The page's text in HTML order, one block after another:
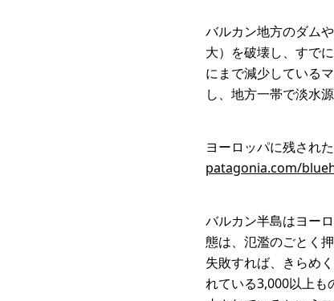
バルカン地方のダム
大）を破壊し、すで
にまで減少している
し、地方一帯で淡水
ヨーロッパに残され
patagonia.com/
バルカン半島はヨー
態は、氾濫のごとく
失敗すれば、きらめ
れている3,000以上も